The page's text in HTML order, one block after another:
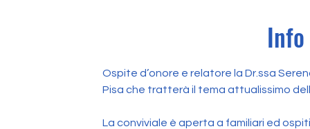
Ospite d’onore e relatore la Dr.ssa
Pisa che tratterà il tema attualissimo
La conviviale è aperta a familiari ed